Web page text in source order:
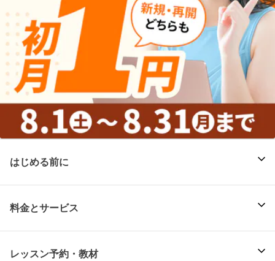
はじめる前に
料金とサービス
レッスン予約・教材